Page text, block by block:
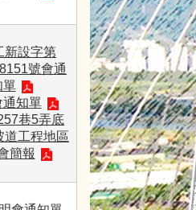
新設字第
號會通
單
通知單
巷5弄底
道工程地區
簡報